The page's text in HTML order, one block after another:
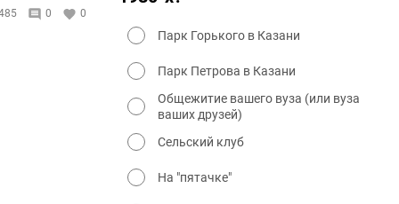
0 0
Парк Горького в Казани
Парк Петрова в Казани
Общежитие вашего вуза (или вуза
ваших друзей)
Сельский клуб
На "пятачке"